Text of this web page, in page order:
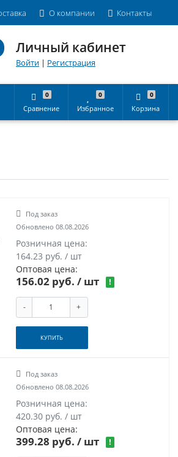
О компании Контакты
Личный кабинет
Войти | Регистрация
0
Сравнение
0
Избранное
0
Корзина
Под заказ
Обновлено 08.08.2026
Розничная цена:
164.23 руб. / шт
Оптовая цена:
156.02 руб./ шт !
- +
КУПИТЬ
Под заказ
Обновлено 08.08.2026
Розничная цена:
420.30 руб. / шт
Оптовая цена:
399.28 руб./ шт !